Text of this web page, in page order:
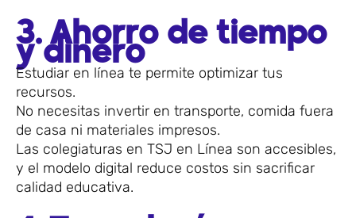
3. Ahorro de tiempo
y dinero
Estudiar en línea te permite optimizar tus
recursos.
No necesitas invertir en transporte, comida fuera
de casa ni materiales impresos.
Las colegiaturas en TSJ en Línea son accesibles,
y el modelo digital reduce costos sin sacrificar
calidad educativa.